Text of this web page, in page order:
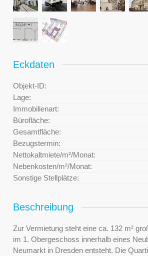
Eckdaten
Objekt-ID:
Lage:
Immobilienart:
Bürofläche:
Gesamtfläche:
Bezugstermin:
Nettokaltmiete/m²/Monat:
Nebenkosten/m²/Monat:
Sonstige Stellplätze:
Beschreibung
Zur Vermietung steht eine ca. 132 m²
im 1. Obergeschoss innerhalb eines
Neumarkt in Dresden entsteht. Die